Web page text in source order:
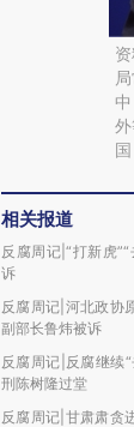
国
相关报道
反腐周记|“打新虎
诉
反腐周记|河北政协
副部长鲁炜被诉
反腐周记|反腐继续
刑陈树隆过堂
反腐周记|甘肃肃贪